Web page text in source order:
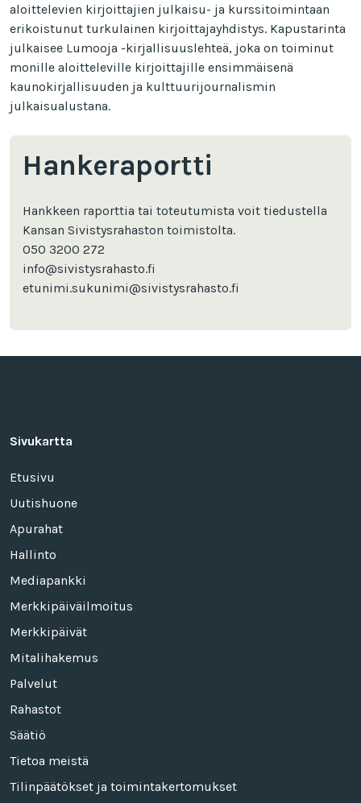
aloittelevien kirjoittajien julkaisu- ja kurssitoimintaan
erikoistunut turkulainen kirjoittajayhdistys. Kapustarinta
julkaisee Lumooja -kirjallisuuslehteä, joka on toiminut
monille aloitteleville kirjoittajille ensimmäisenä
kaunokirjallisuuden ja kulttuurijournalismin
julkaisualustana.
Hankeraportti
Hankkeen raporttia tai toteutumista voit tiedustella
Kansan Sivistysrahaston toimistolta.
050 3200 272
info@sivistysrahasto.fi
etunimi.sukunimi@sivistysrahasto.fi
Sivukartta
Etusivu
Uutishuone
Apurahat
Hallinto
Mediapankki
Merkkipäiväilmoitus
Merkkipäivät
Mitalihakemus
Palvelut
Rahastot
Säätiö
Tietoa meistä
Tilinpäätökset ja toimintakertomukset